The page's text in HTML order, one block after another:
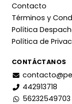
Contacto
Términos y
Política
Política de
CONTÁCTANOS
442913718
56232549703